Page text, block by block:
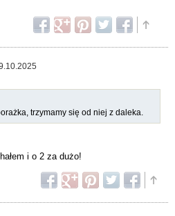
trzymamy się od niej z daleka.
i o 2 za dużo!